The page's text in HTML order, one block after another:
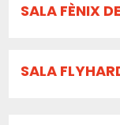
SALA FÈNIX
SALA